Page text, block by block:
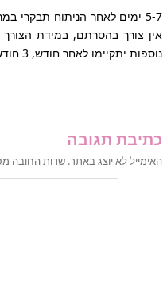
5-7 ימים לאחר הניתוח תבקרי
אין צורך בהסרתם, במידת
נוספות יתקיימו לאחר חודש, 3 חודשים, חצי שנה ושנה. במידת הצורך נקבע ביקורות נוספות.
כתיבת תגובה
האימייל לא יוצג באתר. שדות החובה